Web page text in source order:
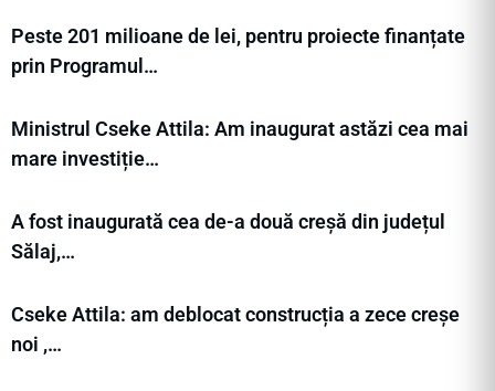
Peste 201 milioane de lei, pentru proiecte finanțate
prin Programul…
Ministrul Cseke Attila: Am inaugurat astăzi cea mai
mare investiție…
A fost inaugurată cea de-a două creșă din județul
Sălaj,…
Cseke Attila: am deblocat construcția a zece creșe
noi ,…